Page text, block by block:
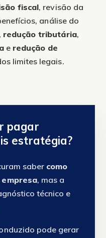
fiscal, revisão da
análise do
redução tributária,
e redução de
limites legais.
pagar
estratégia?
saber como
, mas a
técnico e
pode gerar